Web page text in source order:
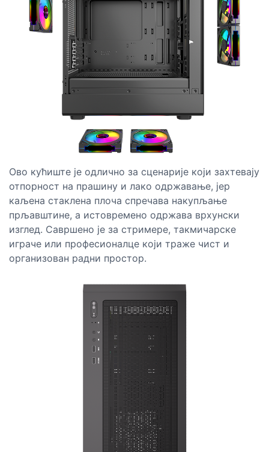
Ово кућиште је одлично за сценарије који захтевају
отпорност на прашину и лако одржавање, јер
каљена стаклена плоча спречава накупљање
прљавштине, а истовремено одржава врхунски
изглед. Савршено је за стримере, такмичарске
играче или професионалце који траже чист и
организован радни простор.